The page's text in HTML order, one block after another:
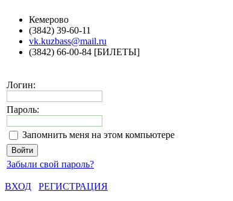
Кемерово
(3842) 39-60-11
vk.kuzbass@mail.ru
(3842) 66-00-84 [БИЛЕТЫ]
Логин:
Пароль:
Запомнить меня на этом компьютере
Забыли свой пароль?
ВХОД
РЕГИСТРАЦИЯ